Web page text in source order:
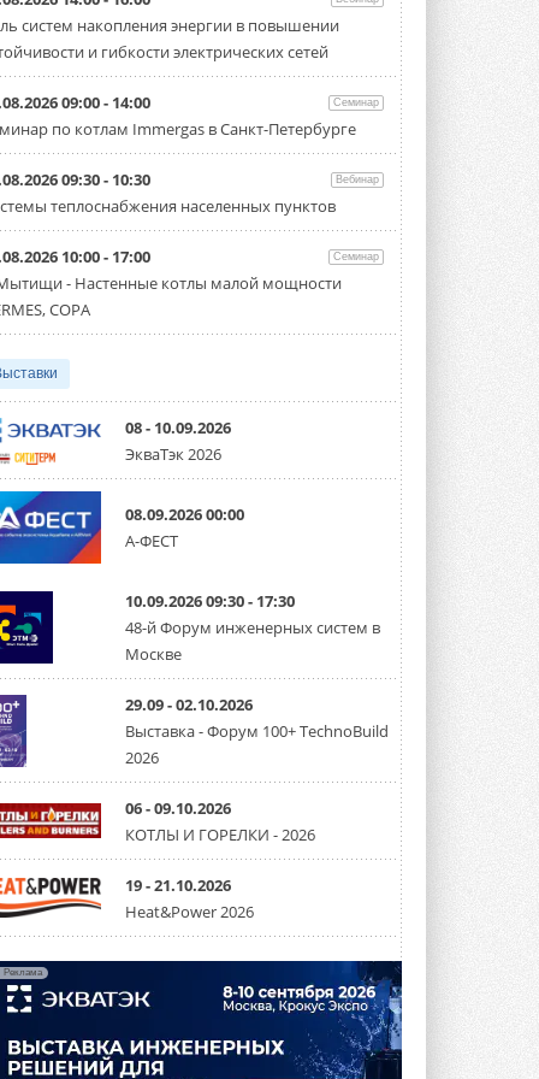
«СиСофт Девелопмент» подвел
итоги конкурса студенческих
проектов «ТИМ-лидеры 2026»
Новый сезон конкурса «ТИМ-лидеры»
стартует уже в сентябре 2026 года ...
3 АВГУСТА 2026
«Русклимат» укрепляет
партнёрство за Уралом
Президент Омского землячества в
Москве Михаил Тимошенко посетил
Омск с трёхдневным рабочим визитом ...
31 ИЮЛЯ 2026
Carrier модернизирует
19XR
Mitsubishi расширяет
направление систем
охлаждения для ЦОД
компанию MEHITS US Inc. ...
31 ИЮЛЯ 2026
иностранных инверторов
28 июля 2026 года Федеральная
комиссия по связи США (FCC) обновила
свой специальный перечень Covered ...
31 ИЮЛЯ 2026
Уже через месяц в России
можно будет устанавливать
солнечные панели в МКД
С 1 сентября снимается запрет на
микрогенерацию в многоквартирных ...
30 ИЮЛЯ 2026
Канальные вентиляторы с ЕС-
двигателями Sysimple TRS EC
Poti
прямоугольный канальный ...
30 ИЮЛЯ 2026
Краска для окон: как выбрать
растрескается после первой
зимы
систем накопления энергии в повышении
и гибкости электрических сетей
09:00 - 14:00 Семинар
по котлам Immergas в Санкт-Петербурге
09:30 - 10:30 Вебинар
теплоснабжения населенных пунктов
10:00 - 17:00 Семинар
- Настенные котлы малой мощности
COPA
08 - 10.09.2026
ЭкваТэк 2026
08.09.2026 00:00
А-ФЕСТ
10.09.2026 09:30 - 17:30
48-й Форум инженерных систем в
Москве
29.09 - 02.10.2026
Выставка - Форум 100+ TechnoBuild
2026
06 - 09.10.2026
КОТЛЫ И ГОРЕЛКИ - 2026
19 - 21.10.2026
Heat&Power 2026
Реклама